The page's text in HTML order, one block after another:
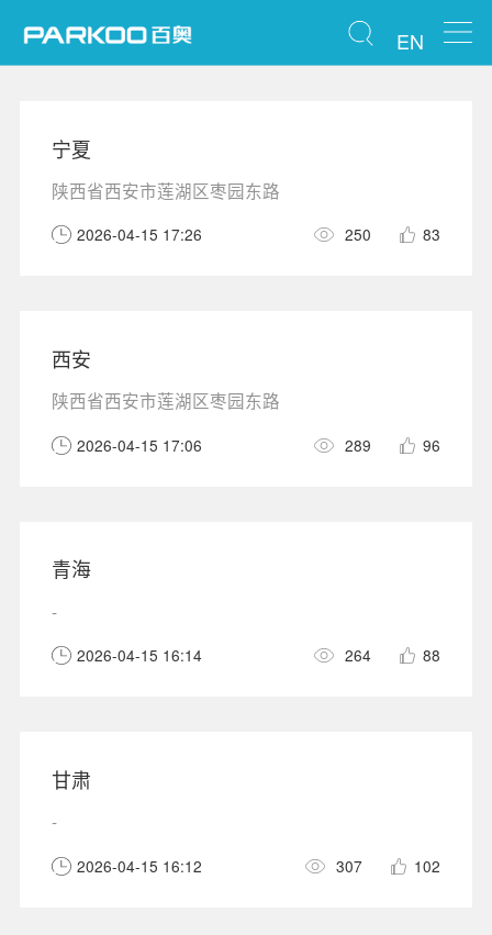
EN
宁夏
陕西省西安市莲湖区枣园东路
2026-04-15 17:26 83
250
西安
陕西省西安市莲湖区枣园东路
2026-04-15 17:06 96
289
青海
-
2026-04-15 16:14 88
264
甘肃
-
2026-04-15 16:12 102
307